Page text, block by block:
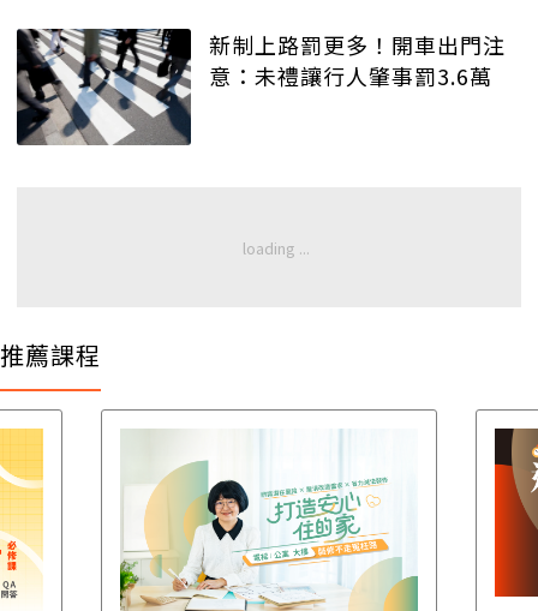
新制上路罰更多！開車出門注
意：未禮讓行人肇事罰3.6萬
推薦課程